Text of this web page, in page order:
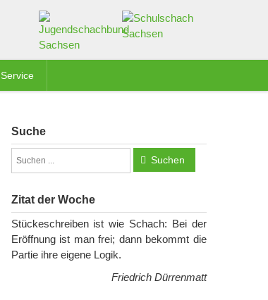
Service
Suche
Suchen
Zitat der Woche
Stückeschreiben ist wie Schach: Bei der
Eröffnung ist man frei; dann bekommt die
Partie ihre eigene Logik.
Friedrich Dürrenmatt